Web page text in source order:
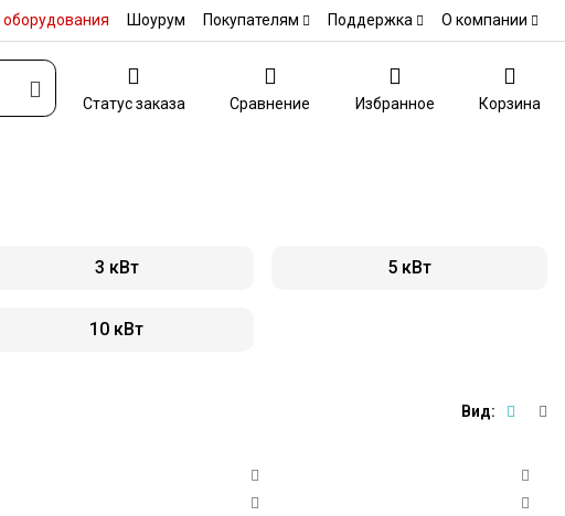
оборудования Шоурум Покупателям Поддержка О компании
Статус заказа Сравнение Избранное Корзина
3 кВт 5 кВт
10 кВт
Вид: